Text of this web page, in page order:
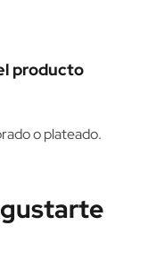
producto
o plateado.